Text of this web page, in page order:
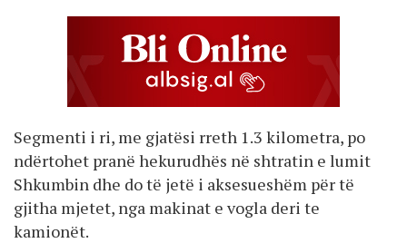
Segmenti i ri, me gjatësi rreth 1.3 kilometra, po
ndërtohet pranë hekurudhës në shtratin e lumit
Shkumbin dhe do të jetë i aksesueshëm për të
gjitha mjetet, nga makinat e vogla deri te
kamionët.